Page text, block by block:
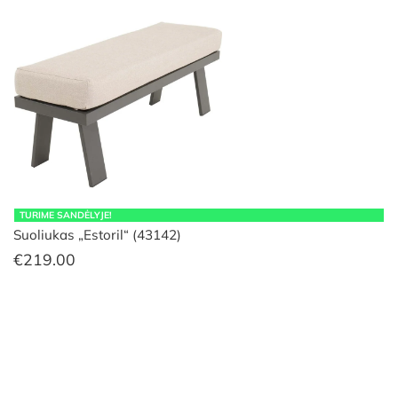
TURIME SANDĖLYJE!
Suoliukas „Estoril“ (43142)
€219.00